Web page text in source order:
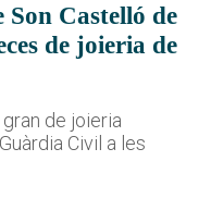
Castelló de
de joieria de
de joieria
Civil a les